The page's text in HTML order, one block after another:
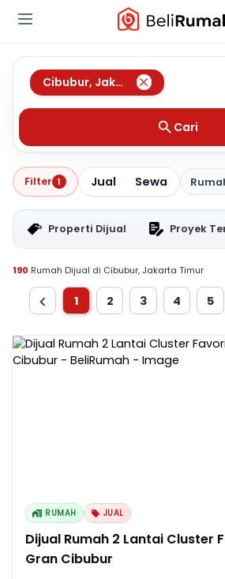
Cibubur, Jakarta Timur
Cari
Filter 1 Jual Sewa
Properti Dijual Proyek
190 Rumah Dijual di Cibubur, Jakarta Timur
1 2 3 4 5
RUMAH JUAL
Dijual Rumah 2 Lantai Cluster
Gran Cibubur